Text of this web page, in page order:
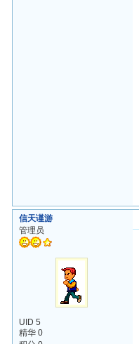
信天谨游
管理员
UID 5
精华 0